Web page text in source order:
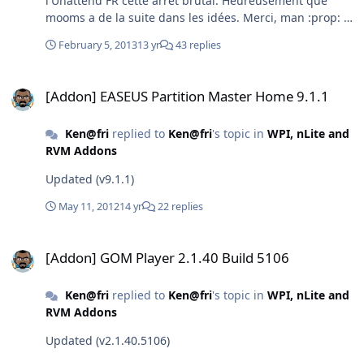
mooms a de la suite dans les idées. Merci, man :prop: !
FR de Wincert soient aussi actifs que ceux des forums
February 5, 201313 yr 43 replies
[Addon] EASEUS Partition Master Home 9.1.1
Ken@frireplied to Ken@fri's topic in WPI, nLite and
RVM Addons
Updated (v9.1.1)
May 11, 201214 yr 22 replies
[Addon] GOM Player 2.1.40 Build 5106
Ken@frireplied to Ken@fri's topic in WPI, nLite and
RVM Addons
Updated (v2.1.40.5106)